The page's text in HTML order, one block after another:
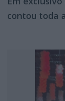
contou toda